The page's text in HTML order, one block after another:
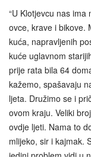
“U Klotjevcu nas
ovce, krave i bikove.
kuća, napravljenih
kuće uglavnom
prije rata bila 64
kažemo, spašavaju
ljeta. Družimo se i
ovom kraju. Veliki
ovdje ljeti. Nama to
mlijeko, sir i kajmak.